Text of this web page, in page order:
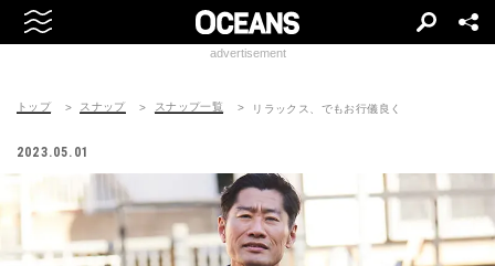
advertisement
トップ スナップ スナップ一覧 リラックス、でもお行儀良く
2023.05.01